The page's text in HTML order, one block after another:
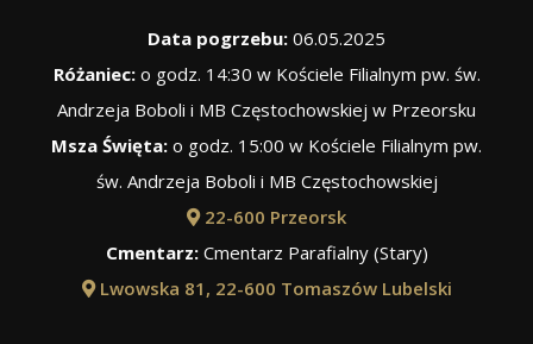
Data pogrzebu: 06.05.2025
Różaniec:o godz. 14:30 w Kościele Filialnym pw. św.
Andrzeja Boboli i MB Częstochowskiej w Przeorsku
Msza Święta: o godz. 15:00 w Kościele Filialnym pw.
św. Andrzeja Boboli i MB Częstochowskiej
22-600 Przeorsk
Cmentarz:Cmentarz Parafialny (Stary)
Lwowska 81, 22-600 Tomaszów Lubelski